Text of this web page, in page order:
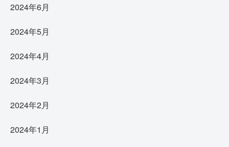
2024年6月
2024年5月
2024年4月
2024年3月
2024年2月
2024年1月